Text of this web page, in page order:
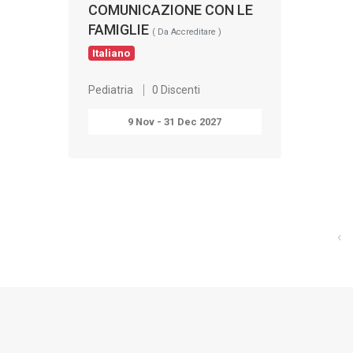
COMUNICAZIONE CON LE
FAMIGLIE ( Da Accreditare )
Italiano
Pediatria 0 Discenti
9 Nov - 31 Dec 2027
‹